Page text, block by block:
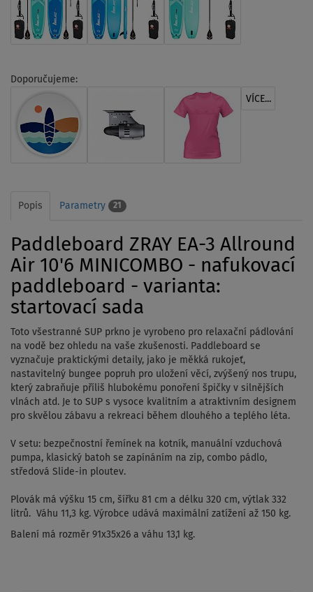
Doporučujeme:
VÍCE...
Popis Parametry 21
Paddleboard ZRAY EA-3 Allround
Air 10'6 MINICOMBO - nafukovací
paddleboard - varianta:
startovací sada
Toto všestranné SUP prkno je vyrobeno pro relaxační pádlování
na vodě bez ohledu na vaše zkušenosti. Paddleboard se
vyznačuje praktickými detaily, jako je měkká rukojeť,
nastavitelný bungee popruh pro uložení věcí, zvýšený nos trupu,
který zabraňuje příliš hlubokému ponoření špičky v silnějších
vlnách atd. Je to SUP s vysoce kvalitním a atraktivním designem
pro skvělou zábavu a rekreaci během dlouhého a teplého léta.
V setu: bezpečnostní řemínek na kotník, manuální vzduchová
pumpa, klasický batoh se zapínáním na zip, combo pádlo,
středová Slide-in ploutev.
Plovák má výšku 15 cm, šířku 81 cm a délku 320 cm, výtlak 332
litrů. Váhu 11,3 kg. Výrobce udává maximální zatížení až 150 kg.
Balení má rozměr 91x35x26 a váhu 13,1 kg.